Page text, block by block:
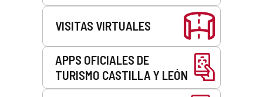
VISITAS VIRTUALES
APPS OFICIALES DE
TURISMO CASTILLA Y LEÓN